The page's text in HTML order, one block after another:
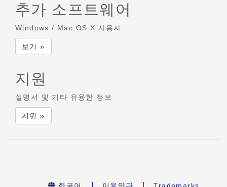
추가 소프트웨어
Windows / Mac OS X 사용자
보기 »
지원
설명서 및 기타 유용한 정보
지원 »